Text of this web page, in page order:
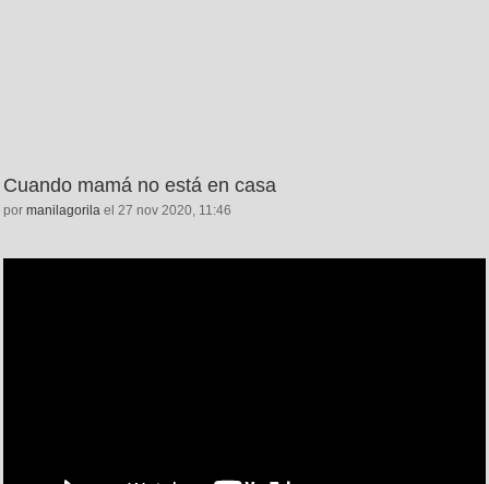
Cuando mamá no está en casa
por manilagorila el 27 nov 2020, 11:46